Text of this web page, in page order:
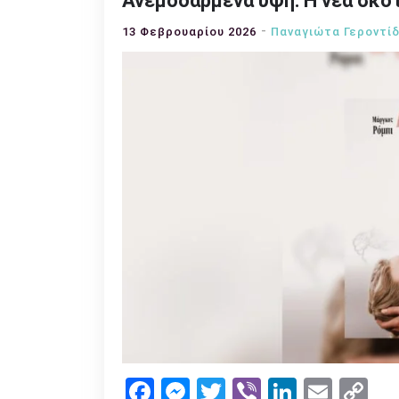
13 Φεβρουαρίου 2026 Παναγιώτα
Facebook
Messenger
Twitter
ViberLinkedIn
Email